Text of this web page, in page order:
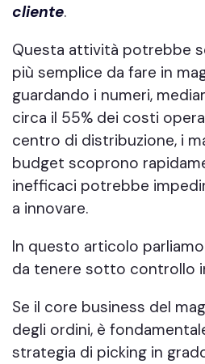
cliente.
Questa attività potrebbe
più semplice da fare in
guardando i numeri,
circa il 55% dei costi
centro di distribuzione, i
budget scoprono
inefficaci potrebbe
a innovare.
In questo articolo
da tenere sotto controllo
Se il core business del
degli ordini, è
strategia di picking in